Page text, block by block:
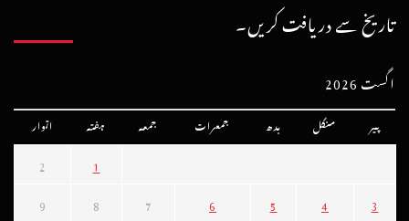
تاریخ سے دریافت کریں۔
اگست 2026
پیر منگل بدھ جمعرات جمعہ ہفتہ اتوار
1
2
3
4
5
6
7
8
9